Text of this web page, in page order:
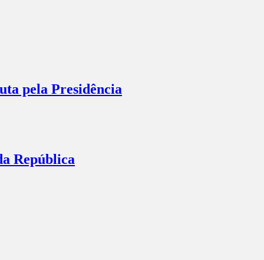
pela Presidência
República